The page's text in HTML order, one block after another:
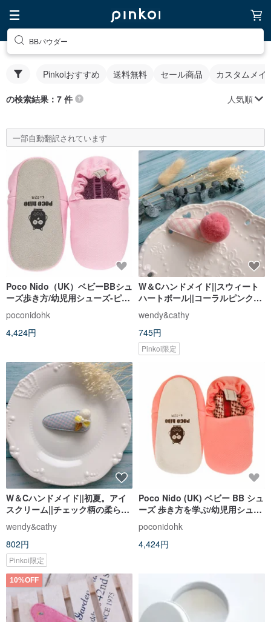
BBパウダー
Pinkoiおすすめ 送料無料 セール商品 カスタムメイ
の検索結果：7 件 人気順
一部自動翻訳されています
Poco Nido（UK）ベビーBBシュ
ーズ歩き方/幼児用シューズ-ピュ
アカラーの牡丹パウダー
poconidohk
4,424円
W＆Cハンドメイド||スウィート
ハートボール||コーラルピンク梅
BBクリップ
wendy&cathy
745円
Pinkoi限定
W＆Cハンドメイド||初夏。アイ
スクリーム||チェック柄の柔らか
いパウダー+ブルーのBBクリッ
プ
wendy&cathy
802円
Pinkoi限定
Poco Nido (UK) ベビー BB シュ
ーズ 歩き方を学ぶ/幼児用シュー
ズ - ピュア カラー シェル パウダ
ー
poconidohk
4,424円
10%OFF